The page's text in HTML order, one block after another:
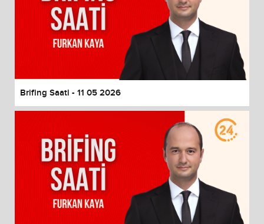
Brifing Saati - 11 05 2026